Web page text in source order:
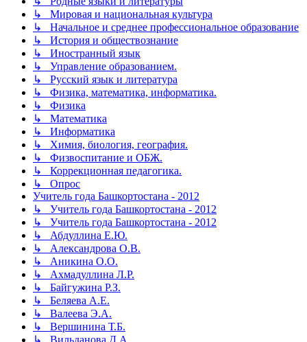
↳ Мировая и национальная культура
↳ Начальное и среднее профессиональное образование
↳ История и обществознание
↳ Иностранный язык
↳ Управление образованием.
↳ Русский язык и литература
↳ Физика, математика, информатика.
↳ Физика
↳ Математика
↳ Информатика
↳ Химия, биология, география.
↳ Физвоспитание и ОБЖ.
↳ Коррекционная педагогика.
↳ Опрос
Учитель года Башкортостана - 2012
↳ Учитель года Башкортостана - 2012
↳ Учитель года Башкортостана - 2012
↳ Абдуллина Е.Ю.
↳ Александрова О.В.
↳ Аникина О.О.
↳ Ахмадуллина Л.Р.
↳ Байгужина Р.З.
↳ Беляева А.Е.
↳ Валеева Э.А.
↳ Вершинина Т.Б.